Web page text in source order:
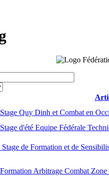
Quy Dinh et Combat en
d'été Equipe Fédérale
de Formation et de
Arbitrage Combat